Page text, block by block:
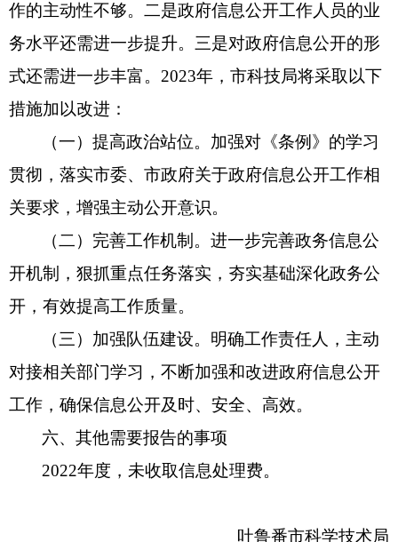
作的主动性不够。二是政府信息公开工作人员的业
务水平还需进一步提升。三是对政府信息公开的形
式还需进一步丰富。2023年，市科技局将采取以下
措施加以改进：
（一）提高政治站位。加强对《条例》的学习
贯彻，落实市委、市政府关于政府信息公开工作相
关要求，增强主动公开意识。
（二）完善工作机制。进一步完善政务信息公
开机制，狠抓重点任务落实，夯实基础深化政务公
开，有效提高工作质量。
（三）加强队伍建设。明确工作责任人，主动
对接相关部门学习，不断加强和改进政府信息公开
工作，确保信息公开及时、安全、高效。
六、其他需要报告的事项
2022年度，未收取信息处理费。
吐鲁番市科学技术局